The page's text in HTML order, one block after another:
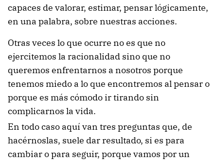
capaces de valorar, estimar, pensar lógicamente,
en una palabra, sobre nuestras acciones.
Otras veces lo que ocurre no es que no
ejercitemos la racionalidad sino que no
queremos enfrentarnos a nosotros porque
tenemos miedo a lo que encontremos al pensar o
porque es más cómodo ir tirando sin
complicarnos la vida.
En todo caso aquí van tres preguntas que, de
hacérnoslas, suele dar resultado, si es para
cambiar o para seguir, porque vamos por un